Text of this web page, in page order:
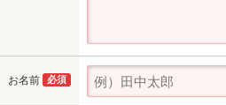
お名前 必須